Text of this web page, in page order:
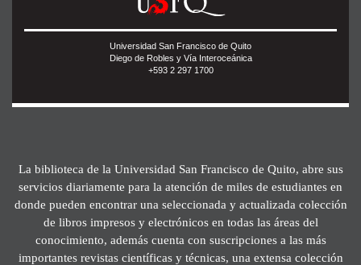
Universidad San Francisco de Quito
Diego de Robles y Vía Interoceánica
+593 2 297 1700
La biblioteca de la Universidad San Francisco de Quito, abre sus
servicios diariamente para la atención de miles de estudiantes en
donde pueden encontrar una seleccionada y actualizada colección
de libros impresos y electrónicos en todas las áreas del
conocimiento, además cuenta con suscripciones a las más
importantes revistas científicas y técnicas, una extensa colección